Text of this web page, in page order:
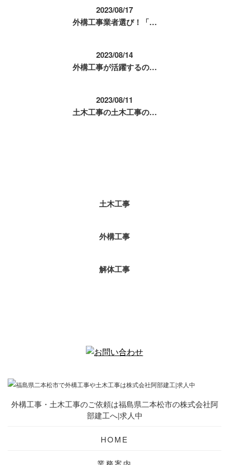
2023/08/17
外構工事業者選び！「…
2023/08/14
外構工事が活躍するの…
2023/08/11
土木工事の土木工事の…
土木工事
外構工事
解体工事
外構工事・土木工事のご依頼は福島県二本松市の株式会社阿
部建工へ|求人中
HOME